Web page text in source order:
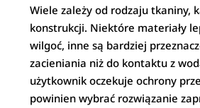
Wiele zależy od rodzaju tkaniny,
konstrukcji. Niektóre materiały
wilgoć, inne są bardziej
zacieniania niż do kontaktu z
użytkownik oczekuje ochrony
powinien wybrać rozwiązanie